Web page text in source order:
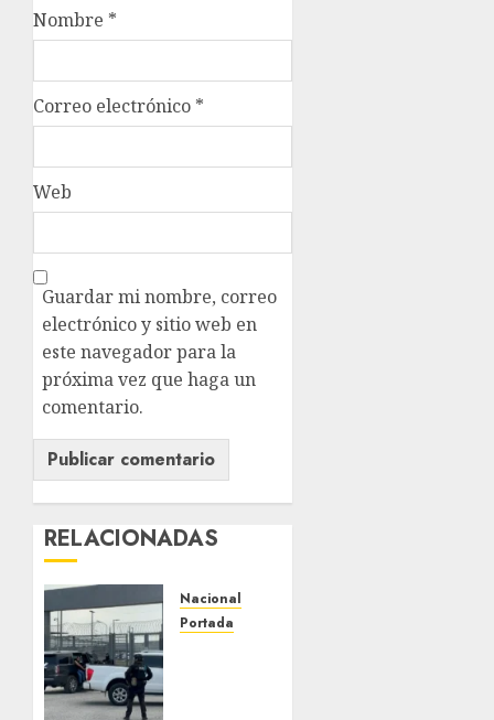
Nombre *
Correo electrónico *
Web
Guardar mi nombre, correo
electrónico y sitio web en
este navegador para la
próxima vez que haga un
comentario.
RELACIONADAS
Nacional
Portada